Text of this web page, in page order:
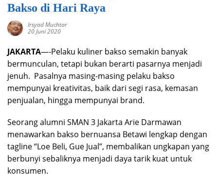
Bakso di Hari Raya
Irsyad Muchtar
20 Juni 2020
JAKARTA—-Pelaku kuliner bakso semakin banyak
bermunculan, tetapi bukan berarti pasarnya menjadi
jenuh. Pasalnya masing-masing pelaku bakso
mempunyai kreativitas, baik dari segi rasa, kemasan
penjualan, hingga mempunyai brand.
Seorang alumni SMAN 3 Jakarta Arie Darmawan
menawarkan bakso bernuansa Betawi lengkap dengan
tagline “Loe Beli, Gue Jual”, membalikan ungkapan yang
berbunyi sebaliknya menjadi daya tarik kuat untuk
konsumen.